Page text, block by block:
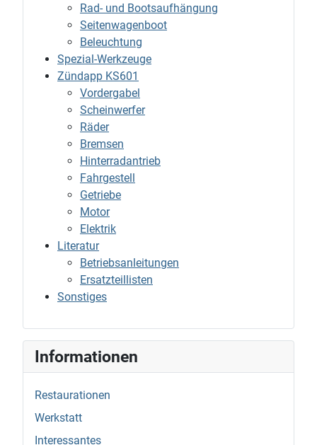
Rad- und Bootsaufhängung
Seitenwagenboot
Beleuchtung
Spezial-Werkzeuge
Zündapp KS601
Vordergabel
Scheinwerfer
Räder
Bremsen
Hinterradantrieb
Fahrgestell
Getriebe
Motor
Elektrik
Literatur
Betriebsanleitungen
Ersatzteillisten
Sonstiges
Informationen
Restaurationen
Werkstatt
Interessantes